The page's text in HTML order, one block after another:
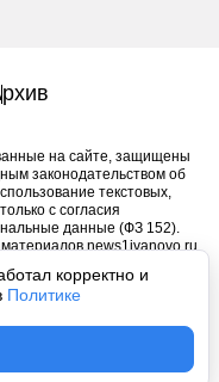
корректно и
Политике
на сайте, защищены
законодательством об
текстовых,
с согласия
данные (ФЗ 152).
news1ivanovo.ru
текста: